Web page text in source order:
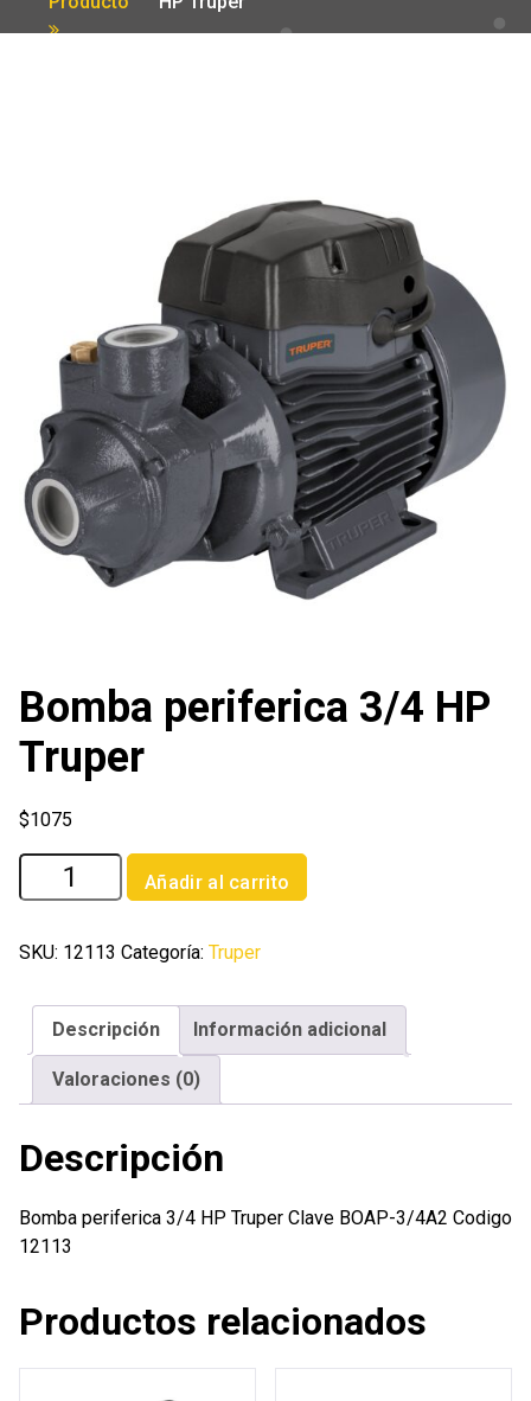
Bomba periferica 3/4 HP
Truper
$1075
Bomba
periferica
HP
cantidad
Añadir al carrito
SKU: 12113 Categoría: Truper
Descripción Información adicional
Valoraciones (0)
Descripción
Bomba periferica 3/4 HP Truper Clave BOAP-3/4A2 Codigo
12113
Productos relacionados